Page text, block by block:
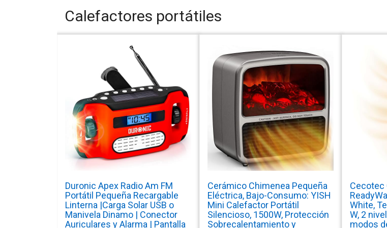
Calefactores portátiles
Duronic Apex Radio Am FM
Portátil Pequeña Recargable
Linterna |Carga Solar USB o
Manivela Dinamo | Conector
Auriculares y Alarma | Pantalla
Cerámico Chimenea Pequeña
Eléctrica, Bajo-Consumo: YISH
Mini Calefactor Portátil
Silencioso, 1500W, Protección
Sobrecalentamiento y
Cecotec
White,
W, 2
modos